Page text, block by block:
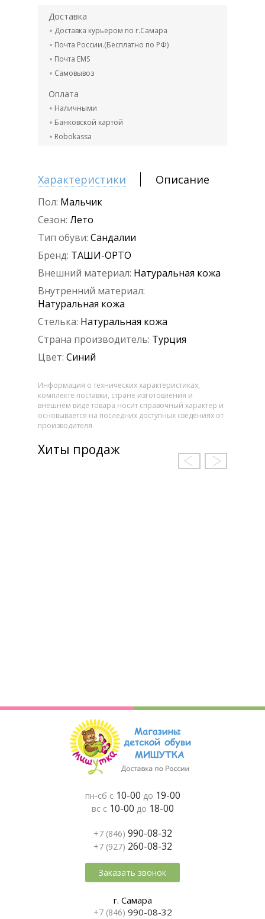
Доставка
Доставка курьером по г.Самара
Почта России.(Бесплатно по РФ)
Почта EMS
Самовывоз
Оплата
Наличными
Банковской картой
Robokassa
Характеристики Описание
Пол: Мальчик
Сезон: Лето
Тип обуви: Сандалии
Бренд: ТАШИ-ОРТО
Внешний материал: Натуральная кожа
Внутренний материал:
Натуральная кожа
Стелька: Натуральная кожа
Страна производитель: Турция
Цвет: Синий
Информация о технических характеристиках,
комплекте поставки, стране изготовления и
внешнем виде товара носит справочный характер и
основывается на последних доступных сведениях от
производителя
Хиты продаж
пн-сб с 10-00 до 19-00
вс с 10-00 до 18-00
+7 (846) 990-08-32
+7 (927) 260-08-32
Заказать звонок
г. Самара
+7 (846) 990-08-32